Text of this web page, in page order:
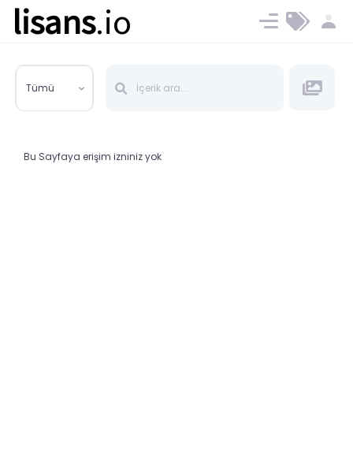
lisans.io Ücret ve Planlar
Tümü
Bu Sayfaya erişim izniniz yok